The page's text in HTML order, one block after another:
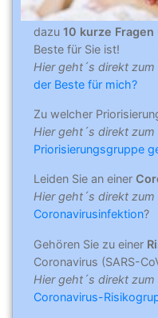
dazu 10 kurze Fragen
Beste für Sie ist!
Hier geht´s direkt zum
der Beste für mich?
Zu welcher
Hier geht´s direkt zum
Priorisierungsgruppe
Leiden Sie an einer
Hier geht´s direkt zum
Coronavirusinfektion?
Gehören Sie zu einer
Coronavirus (SARS-
Hier geht´s direkt zum
Coronavirus-